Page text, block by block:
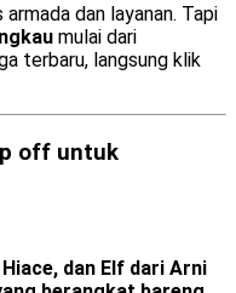
dan layanan. Tapi
mulai dari
terbaru, langsung klik
off untuk
dan Elf dari Arni